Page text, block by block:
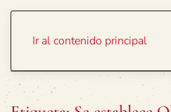
Ir al contenido principal